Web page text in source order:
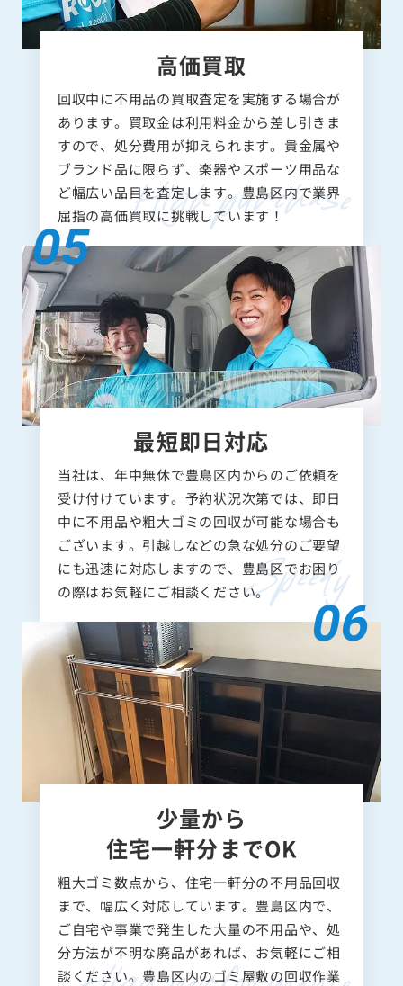
高価買取
回収中に不用品の買取査定を実施する場合が
あります。買取金は利用料金から差し引きま
すので、処分費用が抑えられます。貴金属や
ブランド品に限らず、楽器やスポーツ用品な
ど幅広い品目を査定します。豊島区内で業界
屈指の高価買取に挑戦しています！
最短即日対応
当社は、年中無休で豊島区内からのご依頼を
受け付けています。予約状況次第では、即日
中に不用品や粗大ゴミの回収が可能な場合も
ございます。引越しなどの急な処分のご要望
にも迅速に対応しますので、豊島区でお困り
の際はお気軽にご相談ください。
少量から
住宅一軒分までOK
粗大ゴミ数点から、住宅一軒分の不用品回収
まで、幅広く対応しています。豊島区内で、
ご自宅や事業で発生した大量の不用品や、処
分方法が不明な廃品があれば、お気軽にご相
談ください。豊島区内のゴミ屋敷の回収作業